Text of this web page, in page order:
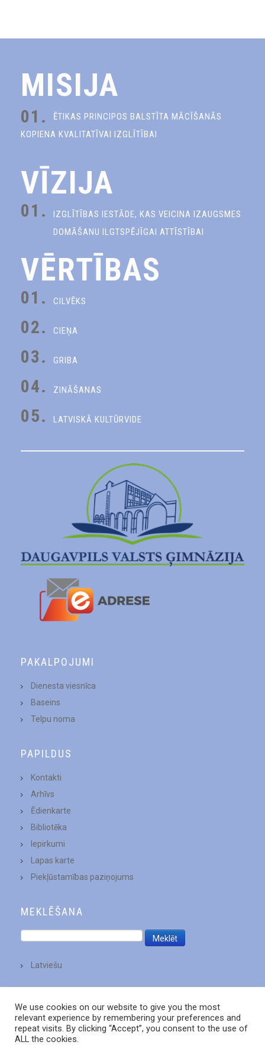
MISIJA
01.
ĒTIKAS PRINCIPOS BALSTĪTA MĀCĪŠANĀS
KOPIENA KVALITATĪVAI IZGLĪTĪBAI
VĪZIJA
01.
IZGLĪTĪBAS IESTĀDE, KAS VEICINA IZAUGSMES
DOMĀŠANU ILGTSPĒJĪGAI ATTĪSTĪBAI
VĒRTĪBAS
01. CILVĒKS
02. CIEŅA
03. GRIBA
04. ZINĀŠANAS
05. LATVISKĀ KULTŪRVIDE
PAKALPOJUMI
Dienesta viesnīca
Baseins
Telpu noma
PAPILDUS
Kontakti
Arhīvs
Ēdienkarte
Bibliotēka
Iepirkumi
Lapas karte
Piekļūstamības paziņojums
MEKLĒŠANA
Latviešu
We use cookies on our website to give you the most
relevant experience by remembering your preferences and
repeat visits. By clicking “Accept”, you consent to the use of
ALL the cookies.